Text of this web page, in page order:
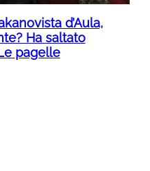
d’Aula,
Ha saltato
pagelle